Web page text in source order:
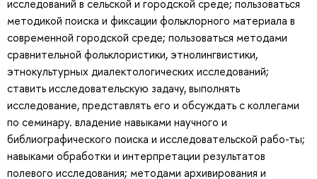
исследований в сельской и городской среде; пользоваться
методикой поиска и фиксации фольклорного материала в
современной городской среде; пользоваться методами
сравнительной фольклористики, этнолингвистики,
этнокультурных диалектологических исследований;
ставить исследовательскую задачу, выполнять
исследование, представлять его и обсуждать с коллегами
по семинару. владение навыками научного и
библиографического поиска и исследовательской рабо-ты;
навыками обработки и интерпретации результатов
полевого исследования; методами архивирования и